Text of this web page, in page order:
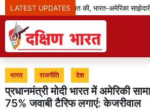
LATEST UPDATES
जेडी वेंस ने मोदी से बात की, भारत-अमेरिका साझेदारी
भारत राजनीति देश
प्रधानमंत्री मोदी भारत में अमेरिकी
75% जवाबी टैरिफ लगाएं: केजरीवाल